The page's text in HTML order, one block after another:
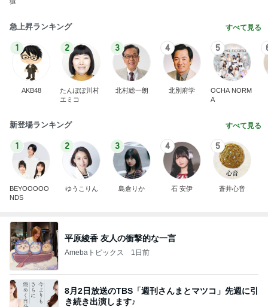
急上昇ランキング すべて見る
1
AKB48
2
たんぽぽ川村
エミコ
3
北村総一朗
4
北別府学
5
OCHA NORM
A
新登場ランキング すべて見る
1
BEYOOOOO
NDS
2
ゆうこりん
3
島倉りか
4
石 安伊
5
蒼井心音
平原綾香 友人の衝撃的な一言
Amebaトピックス 1日前
8月2日放送のTBS「週刊さんまとマツコ」先週に引
き続き出演します♪